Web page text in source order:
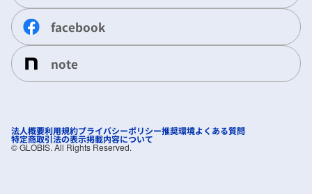
facebook
note
法人概要利用規約プライバシーポリシー推奨環境よくある質問
特定商取引法の表示掲載内容について
©︎ GLOBIS. All Rights Reserved.